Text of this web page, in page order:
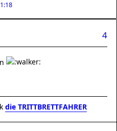
4
die TRITTBRETTFAHRER